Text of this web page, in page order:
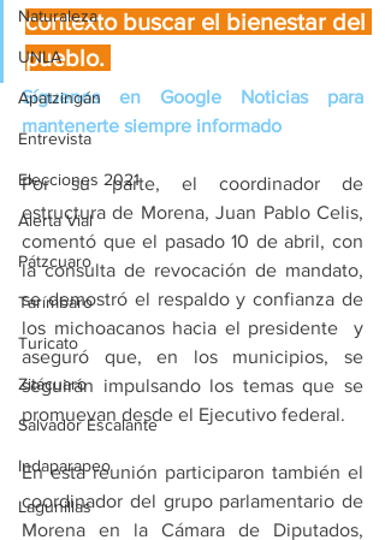
Naturaleza
UNLA
Apatzingán
Entrevista
Elecciones 2021
Alerta Vial
Pátzcuaro
Tarímbaro
Turicato
Zitácuaro
Salvador Escalante
Indaparapeo
Lagunillas
contexto buscar el bienestar del
pueblo.
Síguenos en Google Noticias para
mantenerte siempre informado
Por su parte, el coordinador de
estructura de Morena, Juan Pablo Celis,
comentó que el pasado 10 de abril, con
la consulta de revocación de mandato,
se demostró el respaldo y confianza de
los michoacanos hacia el presidente  y
aseguró que, en los municipios, se
seguirán impulsando los temas que se
promuevan desde el Ejecutivo federal.
En esta reunión participaron también el
coordinador del grupo parlamentario de
Morena en la Cámara de Diputados,